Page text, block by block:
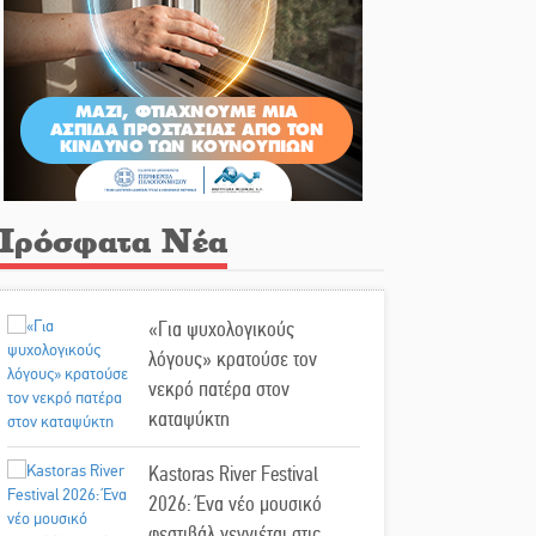
Νέα
«Για ψυχολογικούς
λόγους» κρατούσε τον
νεκρό πατέρα στον
καταψύκτη
Kastoras River Festival
2026: Ένα νέο μουσικό